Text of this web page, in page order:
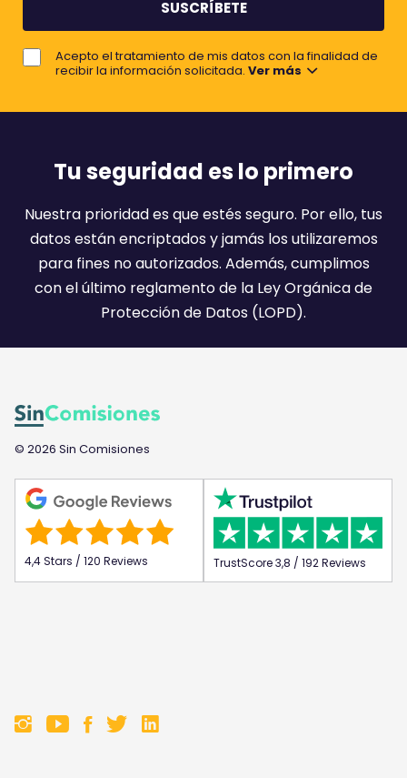
r
e
j
o
e
Acepto el tratamiento de mis datos con la finalidad de
recibir la información solicitada. Ver más
Tu seguridad es lo primero
Nuestra prioridad es que estés seguro. Por ello, tus
datos están encriptados y jamás los utilizaremos
para fines no autorizados. Además, cumplimos
con el último reglamento de la Ley Orgánica de
Protección de Datos (LOPD).
© 2026 Sin Comisiones
4,4 Stars / 120 Reviews TrustScore 3,8 / 192 Reviews
F
F
F F